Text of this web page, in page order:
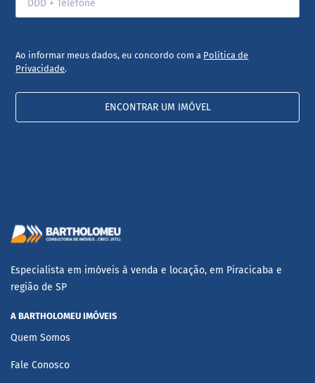
Ao informar meus dados, eu concordo com a Política de
Privacidade.
ENCONTRAR UM IMÓVEL
Especialista em imóveis à venda e locação, em Piracicaba e
região de SP
A BARTHOLOMEU IMÓVEIS
Quem Somos
Fale Conosco